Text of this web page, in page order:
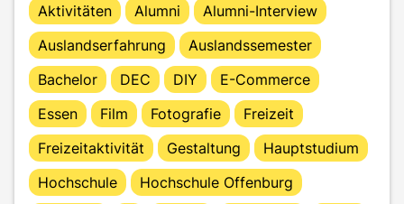
Aktivitäten Alumni
Alumni-Interview
Auslandserfahrung
Auslandssemester
Bachelor
DEC DIY
E-Commerce
Essen
Film Fotografie
Freizeit
Freizeitaktivität
Gestaltung
Hauptstudium
Hochschule
Hochschule Offenburg